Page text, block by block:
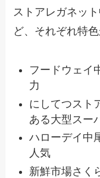
ストアレガネッ
ど、それぞれ特色
フードウェイ
力
にしてつスト
ある大型スー
ハローデイ中
人気
新鮮市場さく